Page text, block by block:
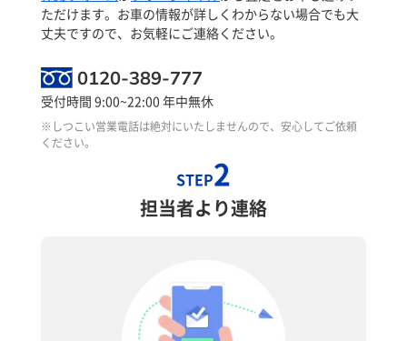
ただけます。お車の情報が詳しくわからない場合でも大
丈夫ですので、お気軽にご連絡ください。
0120-389-777
受付時間 9:00~22:00 年中無休
※しつこい営業電話は絶対にいたしませんので、安心してご依頼
ください。
STEP2
担当者より連絡